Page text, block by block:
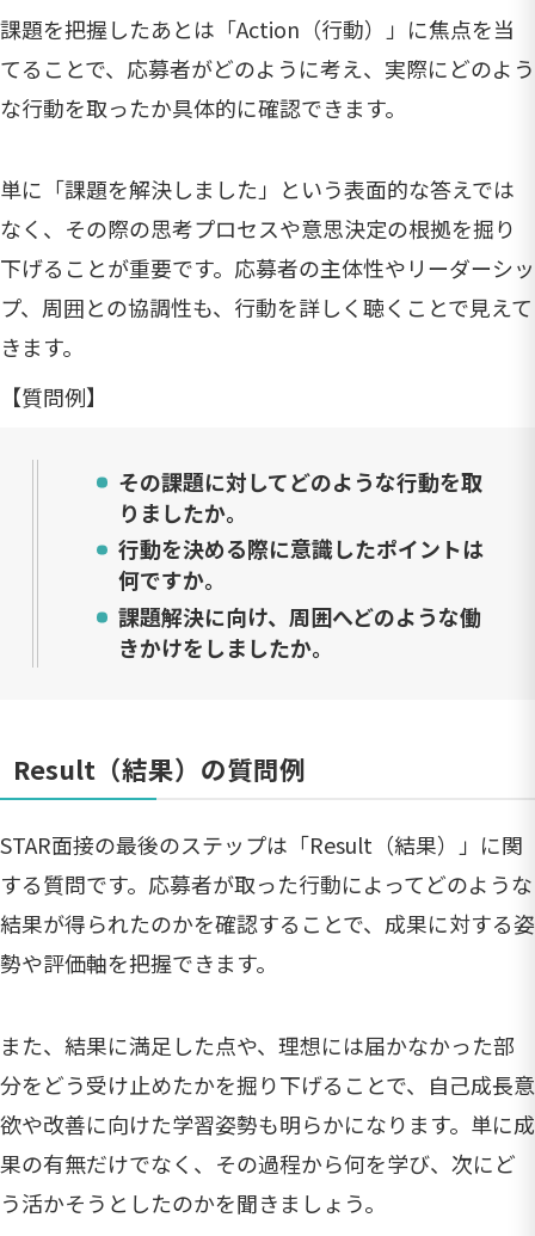
課題を把握したあとは「Action（行動）」に焦点を当
てることで、応募者がどのように考え、実際にどのよう
な行動を取ったか具体的に確認できます。
単に「課題を解決しました」という表面的な答えでは
なく、その際の思考プロセスや意思決定の根拠を掘り
下げることが重要です。応募者の主体性やリーダーシッ
プ、周囲との協調性も、行動を詳しく聴くことで見えて
きます。
【質問例】
その課題に対してどのような行動を取
りましたか。
行動を決める際に意識したポイントは
何ですか。
課題解決に向け、周囲へどのような働
きかけをしましたか。
Result（結果）の質問例
STAR面接の最後のステップは「Result（結果）」に関
する質問です。応募者が取った行動によってどのような
結果が得られたのかを確認することで、成果に対する姿
勢や評価軸を把握できます。
また、結果に満足した点や、理想には届かなかった部
分をどう受け止めたかを掘り下げることで、自己成長意
欲や改善に向けた学習姿勢も明らかになります。単に成
果の有無だけでなく、その過程から何を学び、次にど
う活かそうとしたのかを聞きましょう。